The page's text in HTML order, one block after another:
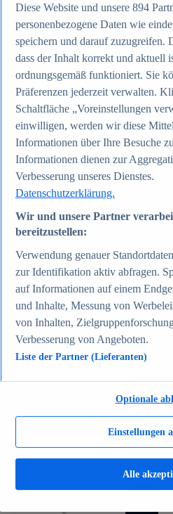
Beliebte Statistiken
Aktuelle Statistiken
Anzahl der Social-
Social Networks mit
2025
Soziale Netzwerke in
2025
Instagram - Nutzung
Deutschland 2025
Podcasts - Nutzung
Internet
Weitere Themen
Social Media - Daten &
TikTok - Daten & Fakten
Top Report
Gesellschaft
Beliebte Statistiken
Aktuelle Statistiken
Bevölkerung
Altersgruppen 2024
Die reichsten Menschen
Empfänger von
Demografie:
Gesellschaft
Demografischer
Diese Website und unsere 894
personenbezogene Daten wie
speichern und darauf zuzugreifen.
dass der Inhalt korrekt und aktuell
ordnungsgemäß funktioniert. Sie
Präferenzen jederzeit verwalten.
Schaltfläche „Voreinstellungen
einwilligen, werden wir diese
Informationen über Ihre Besuche
Informationen dienen zur
Verbesserung unseres Dienstes.
Datenschutzerklärung.
Wir und unsere Partner
bereitzustellen:
Verwendung genauer
zur Identifikation aktiv abfragen.
auf Informationen auf einem
und Inhalte, Messung von
von Inhalten,
Verbesserung von Angeboten.
Liste der Partner (Lieferanten)
Einstellungen
Optionale
Alle